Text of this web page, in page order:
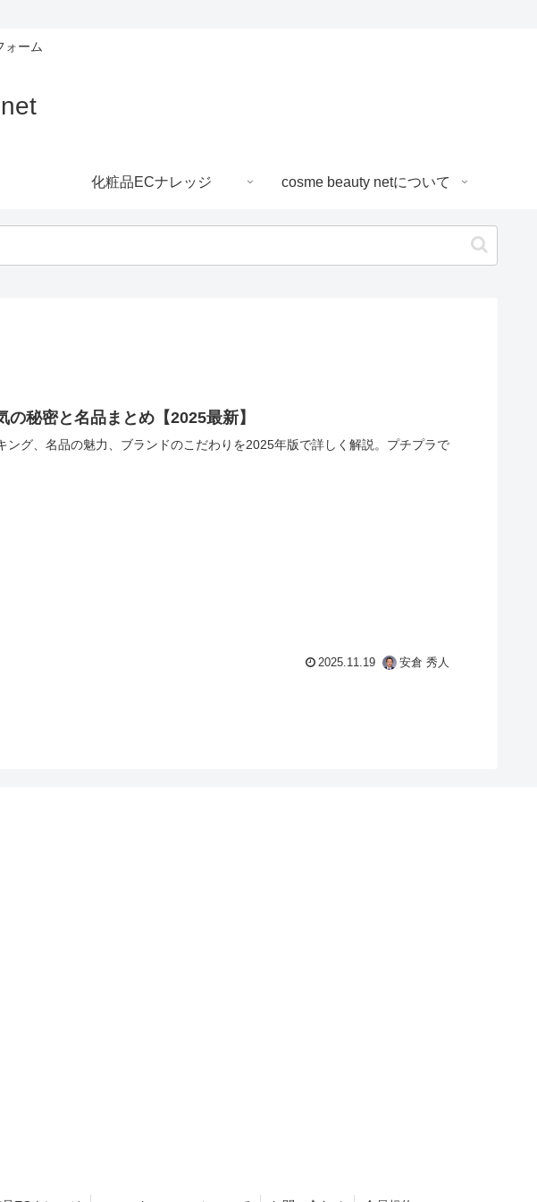
ォーム
化粧品ECナレッジ cosme beauty netについて
秘密と名品まとめ【2025最新】
グ、名品の魅力、ブランドのこだわりを2025年版で詳しく解説。プチプラで
2025.11.19 安倉 秀人